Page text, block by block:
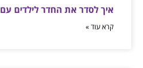
איך לסדר את החדר לילדים עם ADHD?
קרא עוד »